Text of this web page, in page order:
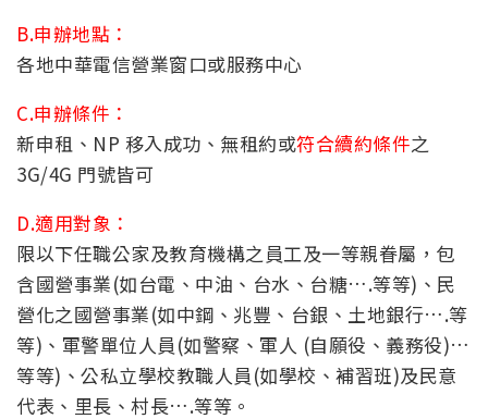
B.申辦地點：
各地中華電信營業窗口或服務中心
C.申辦條件：
新申租、NP 移入成功、無租約或符合續約條件之
3G/4G 門號皆可
D.適用對象：
限以下任職公家及教育機構之員工及一等親眷屬，包
含國營事業(如台電、中油、台水、台糖….等等)、民
營化之國營事業(如中鋼、兆豐、台銀、土地銀行….等
等)、軍警單位人員(如警察、軍人 (自願役、義務役)…
等等)、公私立學校教職人員(如學校、補習班)及民意
代表、里長、村長….等等。